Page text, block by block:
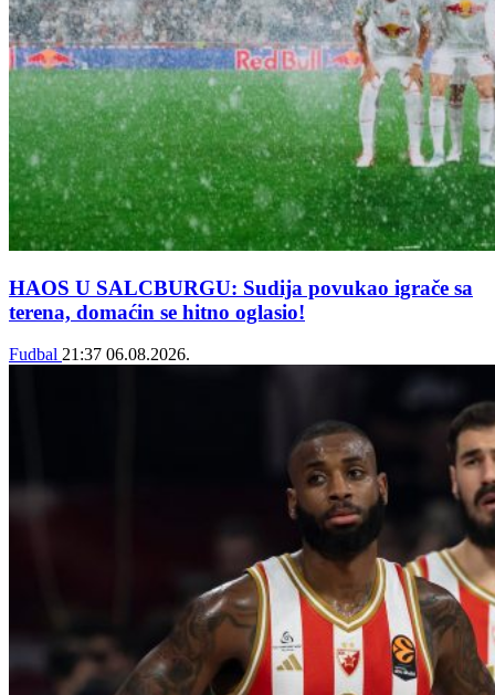
HAOS U SALCBURGU: Sudija povukao igrače sa
terena, domaćin se hitno oglasio!
Fudbal 21:37 06.08.2026.